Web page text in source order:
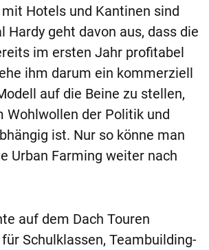
Hotels und Kantinen sind
Hardy geht davon aus, dass die
im ersten Jahr profitabel
ihm darum ein kommerziell
auf die Beine zu stellen,
Wohlwollen der Politik und
ist. Nur so könne man
Urban Farming weiter nach
auf dem Dach Touren
Schulklassen, Teambuilding-